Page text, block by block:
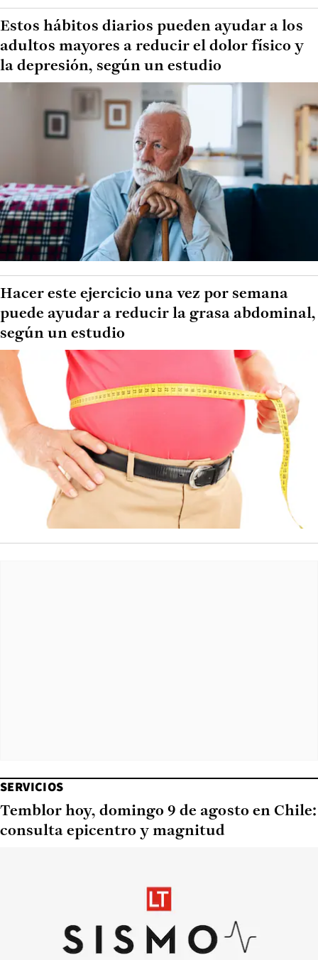
Estos hábitos diarios pueden ayudar a los
adultos mayores a reducir el dolor físico y
la depresión, según un estudio
Hacer este ejercicio una vez por semana
puede ayudar a reducir la grasa abdominal,
según un estudio
SERVICIOS
Temblor hoy, domingo 9 de agosto en Chile:
consulta epicentro y magnitud